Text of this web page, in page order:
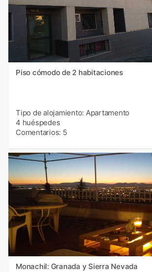
Piso cómodo de 2 habitaciones
Tipo de alojamiento: Apartamento
4 huéspedes
Comentarios: 5
Monachil: Granada y Sierra Nevada